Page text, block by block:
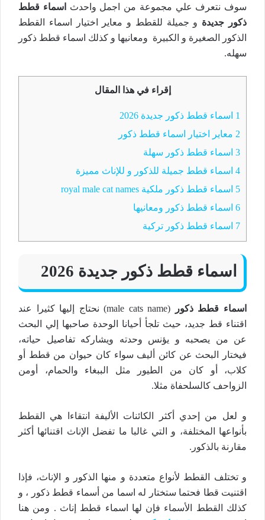
سوف نتعرف علي مجموعة من اجمل واحدث
اسماء قطط
ذكور جديدة و جميلة للقطط و معاير اختيار اسماء القطط
الذكور الصغيرة و الكبيرة ومعانيها و كذلك اسماء قطط ذكور
سهله.
إقراء في هذا المقال
1 اسماء قطط ذكور جديدة 2026
2 معاير اختيار اسماء قطط ذكور
3 اسماء قطط ذكور سهلة
4 اسماء قطط جميلة للذكور و للإناث مميزة
5 اسماء قطط ذكور ملكية royal male cat names
6 اسماء قطط ذكور ومعانيها
7 اسماء قطط ذكور تركية
اسماء قطط ذكور جديدة 2026
اسماء قطط ذكور
(male cats name) نحتاج إليها كثيرا عند
اقتناء قط جديد، حيث تلجأ أحيانا الوحدة صاحبها إلي البحث
عن من يصحبه و يؤنس وحدته ويشاركه تفاصيل حياته،
فيختار البحث عن كائن أليف سواء كان حيوان من قطط أو
كلاب، أو كان من الطيور مثل الببغاء والحمام، أومن
الزواحف كالسلحفاة مثلا.
و لعل من إحدي أكثر الكائنات الأليفة انتقاءا هي القطط
بأنواعها المختلفة، و التي غالبا ما تفضل الإناث اقتنائها أكثر
مقارنة بالذكور.
و تختلف القطط لأنواع متعددة و منها الذكور و الإناث، فإذا
اقتنيت قطا فحتما ستختار له اسما من أسماء قطط ذكور ، و
كذلك القطط الأسماء فإن لها اسماء قطط إناث . ومن هنا